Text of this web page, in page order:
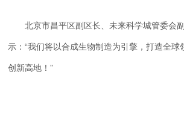
北京市昌平区副区长、未来科学城管委会
示：“我们将以合成生物制造为引擎，打造全
创新高地！”